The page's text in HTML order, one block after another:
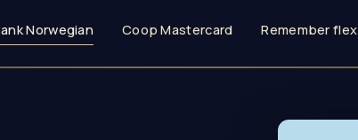
Norwegian Coop Mastercard Remember flex